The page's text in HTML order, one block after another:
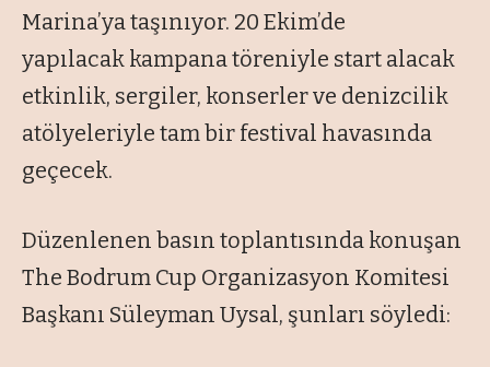
Marina’ya taşınıyor. 20 Ekim’de
yapılacak kampana töreniyle start alacak
etkinlik, sergiler, konserler ve denizcilik
atölyeleriyle tam bir festival havasında
geçecek.
Düzenlenen basın toplantısında konuşan
The Bodrum Cup Organizasyon Komitesi
Başkanı Süleyman Uysal, şunları söyledi: